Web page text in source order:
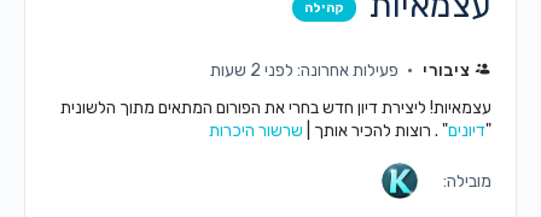
קהילה
ציבורי
פעילות אחרונה: לפני 2 שעות
עצמאיות! ליצירת דיון חדש בחרי את הפורום המתאים מתוך הלשונית
דיונים" . רוצות להכיר אותך | שרשור היכרות
מובילה: